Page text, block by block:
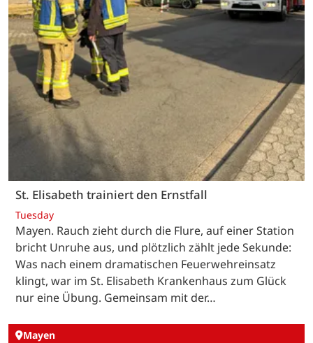
St. Elisabeth trainiert den Ernstfall
Tuesday
Mayen. Rauch zieht durch die Flure, auf einer Station
bricht Unruhe aus, und plötzlich zählt jede Sekunde:
Was nach einem dramatischen Feuerwehreinsatz
klingt, war im St. Elisabeth Krankenhaus zum Glück
nur eine Übung. Gemeinsam mit der…
Mayen